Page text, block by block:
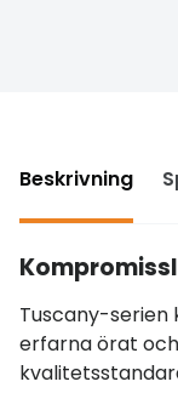
Beskrivning
Tuscany-serien
erfarna örat